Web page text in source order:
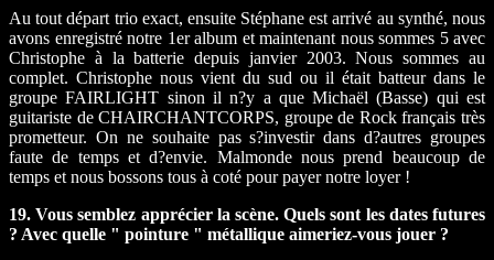
Au tout départ trio exact, ensuite Stéphane est arrivé au synthé, nous
avons enregistré notre 1er album et maintenant nous sommes 5 avec
Christophe à la batterie depuis janvier 2003. Nous sommes au
complet. Christophe nous vient du sud ou il était batteur dans le
groupe FAIRLIGHT sinon il n?y a que Michaël (Basse) qui est
guitariste de CHAIRCHANTCORPS, groupe de Rock français très
prometteur. On ne souhaite pas s?investir dans d?autres groupes
faute de temps et d?envie. Malmonde nous prend beaucoup de
temps et nous bossons tous à coté pour payer notre loyer !
19. Vous semblez apprécier la scène. Quels sont les dates futures
? Avec quelle " pointure " métallique aimeriez-vous jouer ?